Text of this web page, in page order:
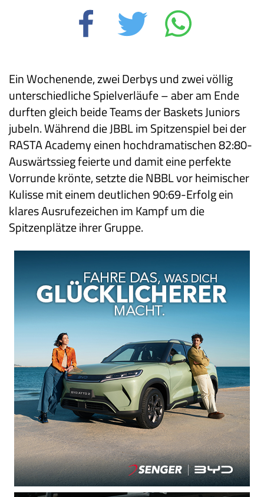
Ein Wochenende, zwei Derbys und zwei völlig
unterschiedliche Spielverläufe – aber am Ende
durften gleich beide Teams der Baskets Juniors
jubeln. Während die JBBL im Spitzenspiel bei der
RASTA Academy einen hochdramatischen 82:80-
Auswärtssieg feierte und damit eine perfekte
Vorrunde krönte, setzte die NBBL vor heimischer
Kulisse mit einem deutlichen 90:69-Erfolg ein
klares Ausrufezeichen im Kampf um die
Spitzenplätze ihrer Gruppe.